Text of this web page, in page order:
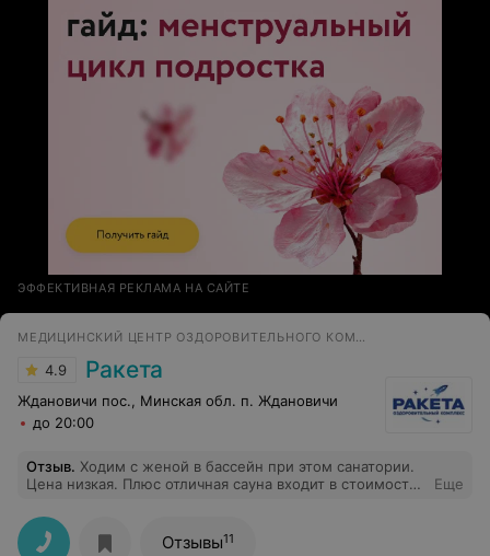
ЭФФЕКТИВНАЯ РЕКЛАМА НА САЙТЕ
МЕДИЦИНСКИЙ ЦЕНТР ОЗДОРОВИТЕЛЬНОГО КОМПЛЕКСА
4.9 Ракета
Ждановичи пос., Минская обл. п. Ждановичи
до 20:00
Отзыв. Ходим с женой в бассейн при этом санатории.
Цена низкая. Плюс отличная сауна входит в стоимость
прогрелся. И так несколько раз за сеанс. Выходишь как
огурчик.
Еще
Отзывы11